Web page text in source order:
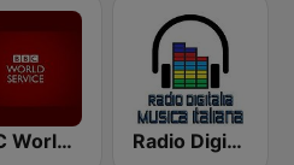
BBC World Service Radio Digitalia - Musica Italiana